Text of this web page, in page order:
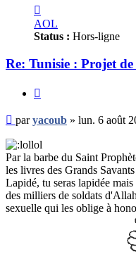
yacoub
AOL
Status : Hors-ligne
Re: Tunisie : Projet
Message
non
lu
paryacoub » lun. 6 août
Par la barbe du Saint
les livres des Grands
Lapidé, tu seras lapidée
des milliers de soldats
sexuelle qui les oblige à